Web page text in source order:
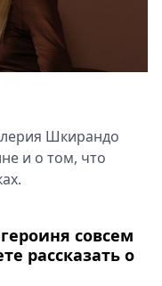
Шкирандо
и о том, что
совсем
рассказать о